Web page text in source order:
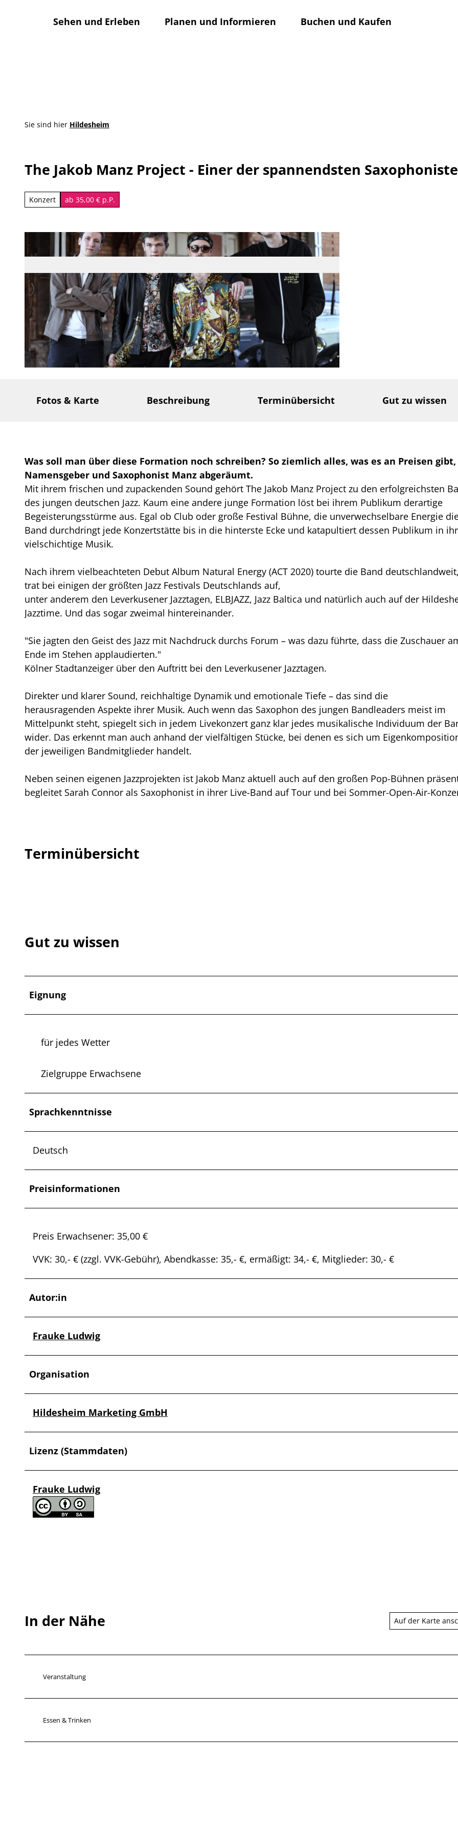
Sehen und Erleben Planen und Informieren Buchen und Kaufen
Sie sind hier Hildesheim
The Jakob Manz Project - Einer der spannendsten
Konzert ab 35,00 € p.P.
Fotos & Karte Beschreibung Terminübersicht Gut zu wissen
Was soll man über diese Formation noch schreiben? So ziemlich alles, was es an Preisen
Namensgeber und Saxophonist Manz abgeräumt.
Mit ihrem frischen und zupackenden Sound gehört The Jakob Manz Project zu den erfolgreichsten
des jungen deutschen Jazz. Kaum eine andere junge Formation löst bei ihrem Publikum derartige
Begeisterungsstürme aus. Egal ob Club oder große Festival Bühne, die unverwechselbare Energie
Band durchdringt jede Konzertstätte bis in die hinterste Ecke und katapultiert dessen Publikum in
vielschichtige Musik.
Nach ihrem vielbeachteten Debut Album Natural Energy (ACT 2020) tourte die Band
trat bei einigen der größten Jazz Festivals Deutschlands auf,
unter anderem den Leverkusener Jazztagen, ELBJAZZ, Jazz Baltica und natürlich auch auf der
Jazztime. Und das sogar zweimal hintereinander.
"Sie jagten den Geist des Jazz mit Nachdruck durchs Forum – was dazu führte, dass die Zuschauer
Ende im Stehen applaudierten."
Kölner Stadtanzeiger über den Auftritt bei den Leverkusener Jazztagen.
Direkter und klarer Sound, reichhaltige Dynamik und emotionale Tiefe – das sind die
herausragenden Aspekte ihrer Musik. Auch wenn das Saxophon des jungen Bandleaders meist im
Mittelpunkt steht, spiegelt sich in jedem Livekonzert ganz klar jedes musikalische Individuum der
wider. Das erkennt man auch anhand der vielfältigen Stücke, bei denen es sich um
der jeweiligen Bandmitglieder handelt.
Neben seinen eigenen Jazzprojekten ist Jakob Manz aktuell auch auf den großen Pop-Bühnen
begleitet Sarah Connor als Saxophonist in ihrer Live-Band auf Tour und bei Sommer-Open-Air-
Terminübersicht
Gut zu wissen
Eignung
für jedes Wetter
Zielgruppe Erwachsene
Sprachkenntnisse
Deutsch
Preisinformationen
Preis Erwachsener: 35,00 €
VVK: 30,- € (zzgl. VVK-Gebühr), Abendkasse: 35,- €, ermäßigt: 34,- €, Mitglieder: 30,- €
Autor:in
Frauke Ludwig
Organisation
Hildesheim Marketing GmbH
Lizenz (Stammdaten)
Frauke Ludwig
In der Nähe Auf der Karte
Veranstaltung
Essen & Trinken